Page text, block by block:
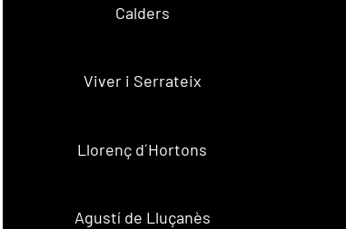
Calders
Viver i Serrateix
Llorenç d´Hortons
Agustí de Lluçanès